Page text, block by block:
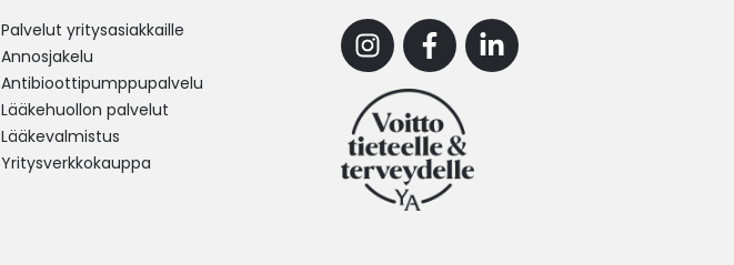
Palvelut yritysasiakkaille
Annosjakelu
Antibioottipumppupalvelu
Lääkehuollon palvelut
Lääkevalmistus
Yritysverkkokauppa
InstagramFacebookLinkedin